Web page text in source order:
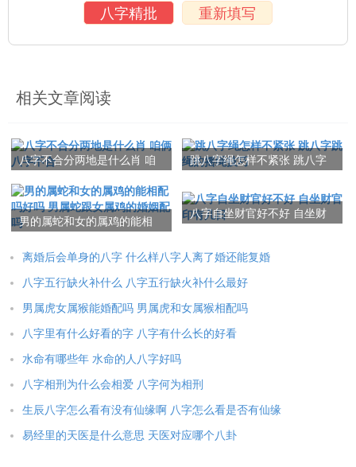
3、怕老婆的男人怎样应对他人负面情绪的作用？
5、怕老婆的男人怎样兼顾他人的需求与自己的利益？
六、怕老婆的男人的情感管理建议
2、怕老婆的男人怎样处理与妻子之间的冲突？
4、怕老婆的男人怎样寻求婚姻中的心灵寄托与情感支持？
5、怕老婆的男人怎样保持婚姻稳定，营造与谐的家庭氛围？
本文： 怕老婆的男人八字命理怎么看 怕老婆的男人什么性格
八字精批 重新填写
相关文章阅读
八字不合分两地是什么肖 咱
跳八字绳怎样不紧张 跳八字
男的属蛇和女的属鸡的能相
婚姻配吗
八字自坐财官好不好 自坐财
离婚后会单身的八字 什么样八字人离了婚还能复婚
八字五行缺火补什么 八字五行缺火补什么最好
男属虎女属猴能婚配吗 男属虎和女属猴相配吗
八字里有什么好看的字 八字有什么长的好看
水命有哪些年 水命的人八字好吗
八字相刑为什么会相爱 八字何为相刑
生辰八字怎么看有没有仙缘啊 八字怎么看是否有仙缘
易经里的天医是什么意思 天医对应哪个八卦